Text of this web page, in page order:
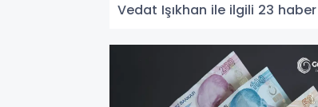
Vedat Işıkhan ile ilgili 23